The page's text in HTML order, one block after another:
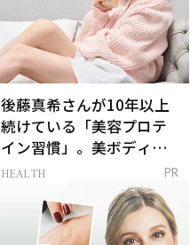
後藤真希さんが10年以上
続けている「美容プロテ
イン習慣」。美ボディを
支える朝ルーティンと
HEALTH PR